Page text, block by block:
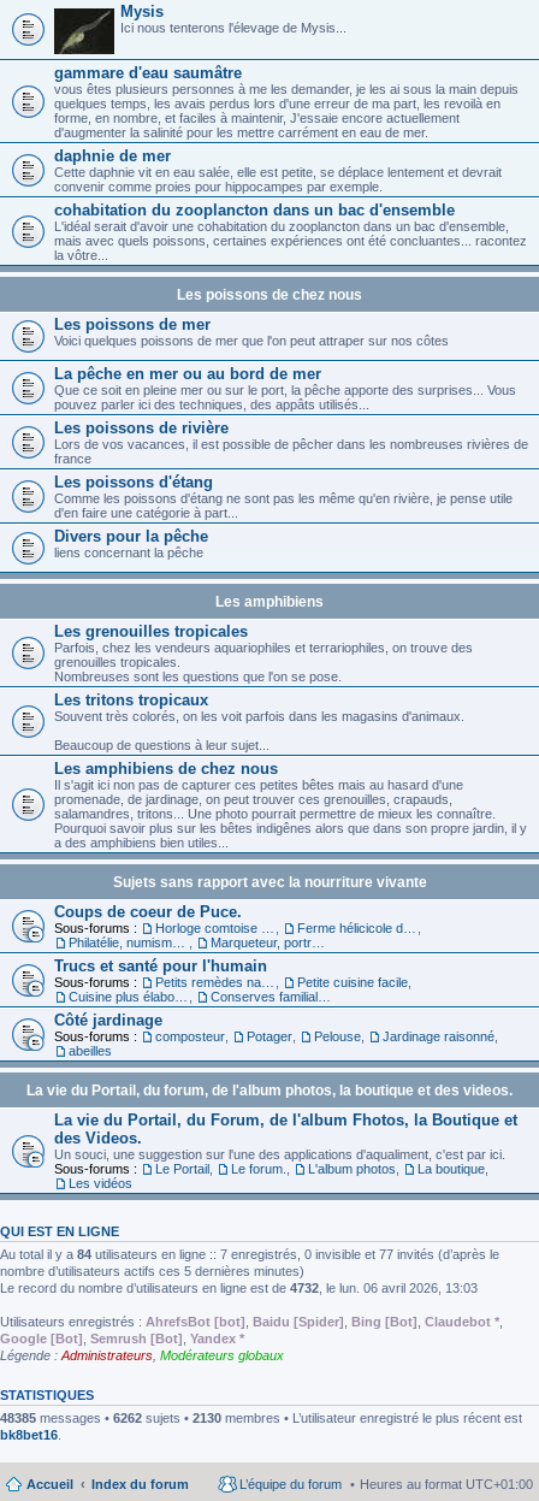
Mysis
Ici nous tenterons l'élevage de Mysis...
gammare d'eau saumâtre
vous êtes plusieurs personnes à me les demander, je les ai sous la main depuis
quelques temps, les avais perdus lors d'une erreur de ma part, les revoilà en
forme, en nombre, et faciles à maintenir, J'essaie encore actuellement
d'augmenter la salinité pour les mettre carrément en eau de mer.
daphnie de mer
Cette daphnie vit en eau salée, elle est petite, se déplace lentement et devrait
convenir comme proies pour hippocampes par exemple.
cohabitation du zooplancton dans un bac d'ensemble
L'idéal serait d'avoir une cohabitation du zooplancton dans un bac d'ensemble,
mais avec quels poissons, certaines expériences ont été concluantes... racontez
la vôtre...
Les poissons de chez nous
Les poissons de mer
Voici quelques poissons de mer que l'on peut attraper sur nos côtes
La pêche en mer ou au bord de mer
Que ce soit en pleine mer ou sur le port, la pêche apporte des surprises... Vous
pouvez parler ici des techniques, des appâts utilisés...
Les poissons de rivière
Lors de vos vacances, il est possible de pêcher dans les nombreuses rivières de
france
Les poissons d'étang
Comme les poissons d'étang ne sont pas les même qu'en rivière, je pense utile
d'en faire une catégorie à part...
Divers pour la pêche
liens concernant la pêche
Les amphibiens
Les grenouilles tropicales
Parfois, chez les vendeurs aquariophiles et terrariophiles, on trouve des
grenouilles tropicales.
Nombreuses sont les questions que l'on se pose.
Les tritons tropicaux
Souvent très colorés, on les voit parfois dans les magasins d'animaux.
Beaucoup de questions à leur sujet...
Les amphibiens de chez nous
Il s'agit ici non pas de capturer ces petites bêtes mais au hasard d'une
promenade, de jardinage, on peut trouver ces grenouilles, crapauds,
salamandres, tritons... Une photo pourrait permettre de mieux les connaître.
Pourquoi savoir plus sur les bêtes indigênes alors que dans son propre jardin, il y
a des amphibiens bien utiles...
Sujets sans rapport avec la nourriture vivante
Coups de coeur de Puce.
Sous-forums :
Trucs et santé pour l'humain
Sous-forums : Petite cuisine facile
Côté jardinage
Sous-forums : composteur Potager Pelouse Jardinage raisonné
abeilles
La vie du Portail, du forum, de l'album photos, la boutique et des videos.
La vie du Portail, du Forum, de l'album Fhotos, la Boutique et
des Videos.
Un souci, une suggestion sur l'une des applications d'aqualiment, c'est par ici.
Sous-forums :
Le Portail Le forum. L'album photos La boutique
Les vidéos
QUI EST EN LIGNE
Au total il y a 84 utilisateurs en ligne :: 7 enregistrés, 0 invisible et 77 invités (d’après le
nombre d’utilisateurs actifs ces 5 dernières minutes)
Le record du nombre d’utilisateurs en ligne est de 4732 , le lun. 06 avril 2026, 13:03
Utilisateurs enregistrés : AhrefsBot [bot] Baidu [Spider] Bing [Bot] Claudebot *
Google [Bot] Semrush [Bot] Yandex *
Légende : Administrateurs Modérateurs globaux
STATISTIQUES
48385 messages • 6262 sujets • 2130 membres • L’utilisateur enregistré le plus récent est
bk8bet16
Accueil Index du forum Heures au format UTC+01:00
L’équipe du forum